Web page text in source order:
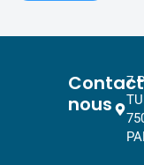
nous
7